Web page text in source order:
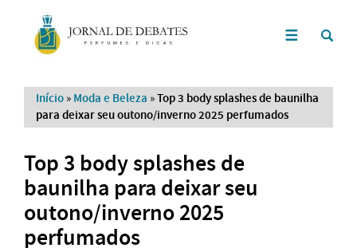
Início » Moda e Beleza »Top 3 body splashes de baunilha
para deixar seu outono/inverno 2025 perfumados
Top 3 body splashes de
baunilha para deixar seu
outono/inverno 2025
perfumados